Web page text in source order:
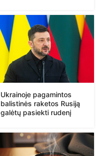
Ukrainoje pagamintos
balistinės raketos Rusiją
galėtų pasiekti rudenį